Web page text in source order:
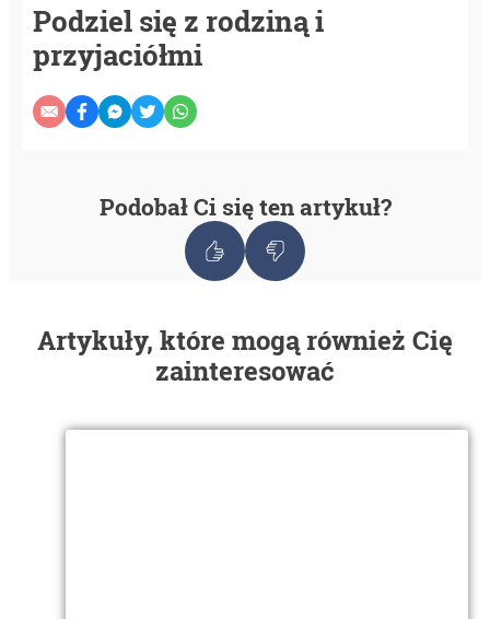
Podziel się z rodziną i
przyjaciółmi
Podobał Ci się ten artykuł?
Artykuły, które mogą również Cię
zainteresować